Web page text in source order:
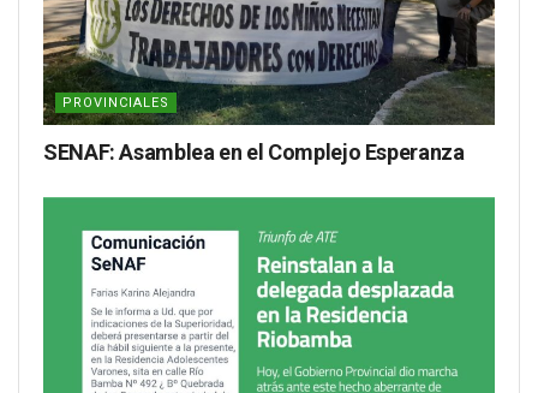
PROVINCIALES
SENAF: Asamblea en el Complejo Esperanza